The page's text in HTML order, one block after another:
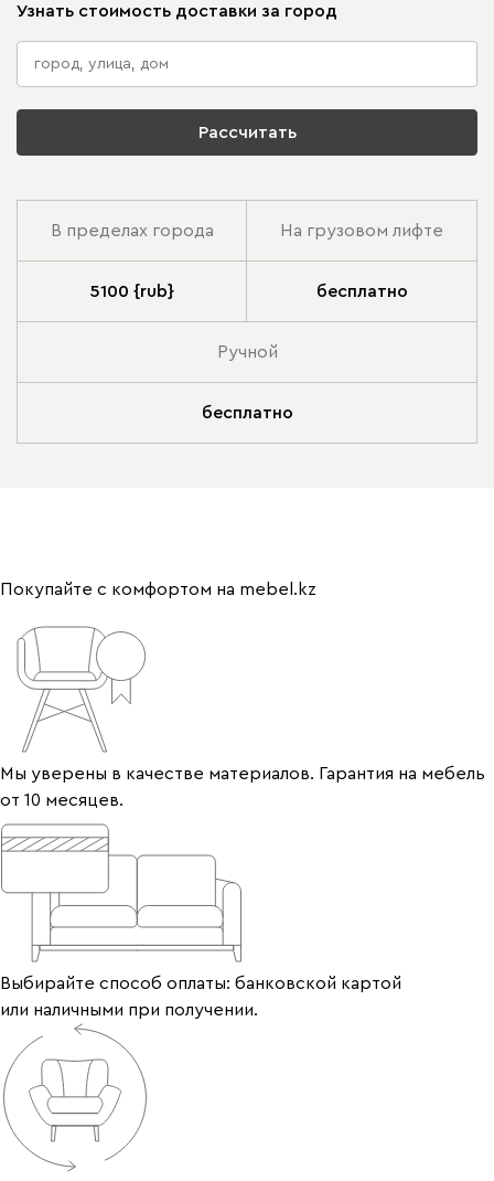
Узнать стоимость доставки за город
Рассчитать
В пределах города На грузовом лифте
5100 {rub} бесплатно
Ручной
бесплатно
Покупайте с комфортом на mebel.kz
Мы уверены в качестве материалов. Гарантия на мебель
от 10 месяцев.
Выбирайте способ оплаты: банковской картой
или наличными при получении.